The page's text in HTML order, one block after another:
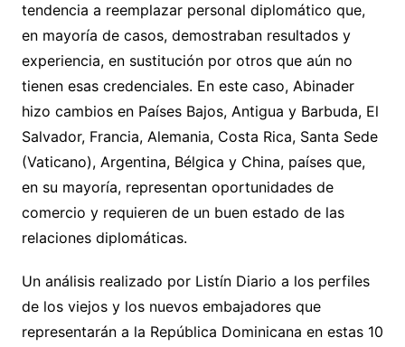
tendencia a reemplazar personal diplomático que,
en mayoría de casos, demostraban resultados y
experiencia, en sustitución por otros que aún no
tienen esas credenciales. En este caso, Abinader
hizo cambios en Países Bajos, Antigua y Barbuda, El
Salvador, Francia, Alemania, Costa Rica, Santa Sede
(Vaticano), Argentina, Bélgica y China, países que,
en su mayoría, representan oportunidades de
comercio y requieren de un buen estado de las
relaciones diplomáticas.
Un análisis realizado por Listín Diario a los perfiles
de los viejos y los nuevos embajadores que
representarán a la República Dominicana en estas 10